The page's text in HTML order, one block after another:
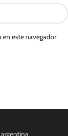
en este navegador